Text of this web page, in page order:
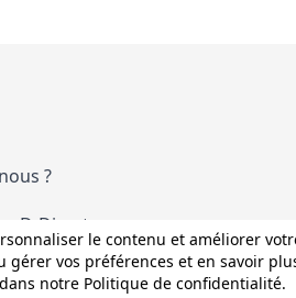
le contenu et améliorer
gérer vos préférences et en savoir
notre Politique de confidentialité.
?
D-Direct
Direct